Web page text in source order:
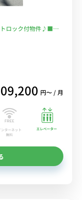
ロック付物件♪■選
円〜 / 月
ンターネット
無料
エレベーター